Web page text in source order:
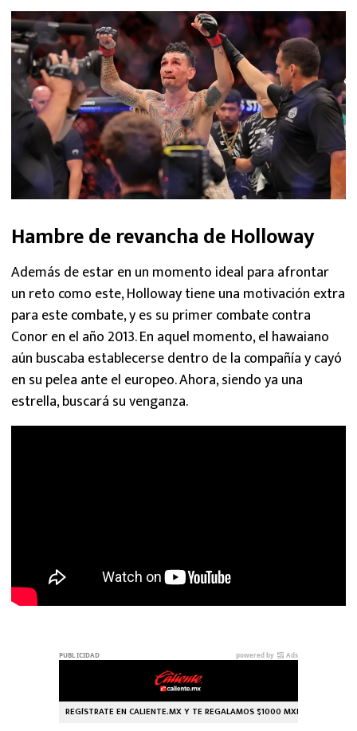
Hambre de revancha de Holloway
Además de estar en un momento ideal para afrontar
un reto como este, Holloway tiene una motivación extra
para este combate, y es su primer combate contra
Conor en el año 2013. En aquel momento, el hawaiano
aún buscaba establecerse dentro de la compañía y cayó
en su pelea ante el europeo. Ahora, siendo ya una
estrella, buscará su venganza.